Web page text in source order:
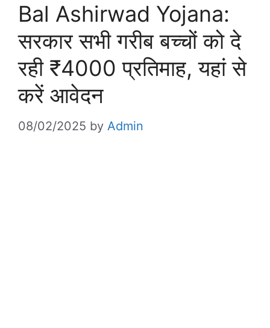
Bal Ashirwad Yojana:
सरकार सभी गरीब बच्चों को दे
रही ₹4000 प्रतिमाह, यहां से
करें आवेदन
08/02/2025 by Admin